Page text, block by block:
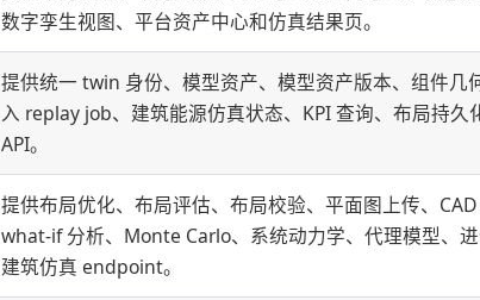
数字孪生视图、平台资产中心和仿真结果页。
提供统一 twin 身份、模型资产、模型资产版本、组件
入 replay job、建筑能源仿真状态、KPI 查询、布局持久
API。
提供布局优化、布局评估、布局校验、平面图上传、CAD
what-if 分析、Monte Carlo、系统动力学、代理模型、
建筑仿真 endpoint。